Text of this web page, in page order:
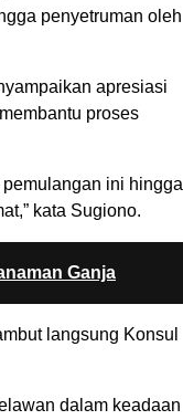
penyetruman oleh
apresiasi
proses
ini hingga
kata Sugiono.
Ganja
langsung Konsul
dalam keadaan